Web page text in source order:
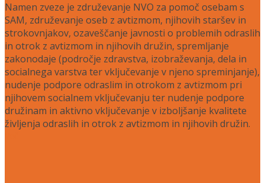
Namen zveze je združevanje NVO za pomoč osebam s
SAM, združevanje oseb z avtizmom, njihovih staršev in
strokovnjakov, ozaveščanje javnosti o problemih odraslih
in otrok z avtizmom in njihovih družin, spremljanje
zakonodaje (področje zdravstva, izobraževanja, dela in
socialnega varstva ter vključevanje v njeno spreminjanje),
nudenje podpore odraslim in otrokom z avtizmom pri
njihovem socialnem vključevanju ter nudenje podpore
družinam in aktivno vključevanje v izboljšanje kvalitete
življenja odraslih in otrok z avtizmom in njihovih družin.